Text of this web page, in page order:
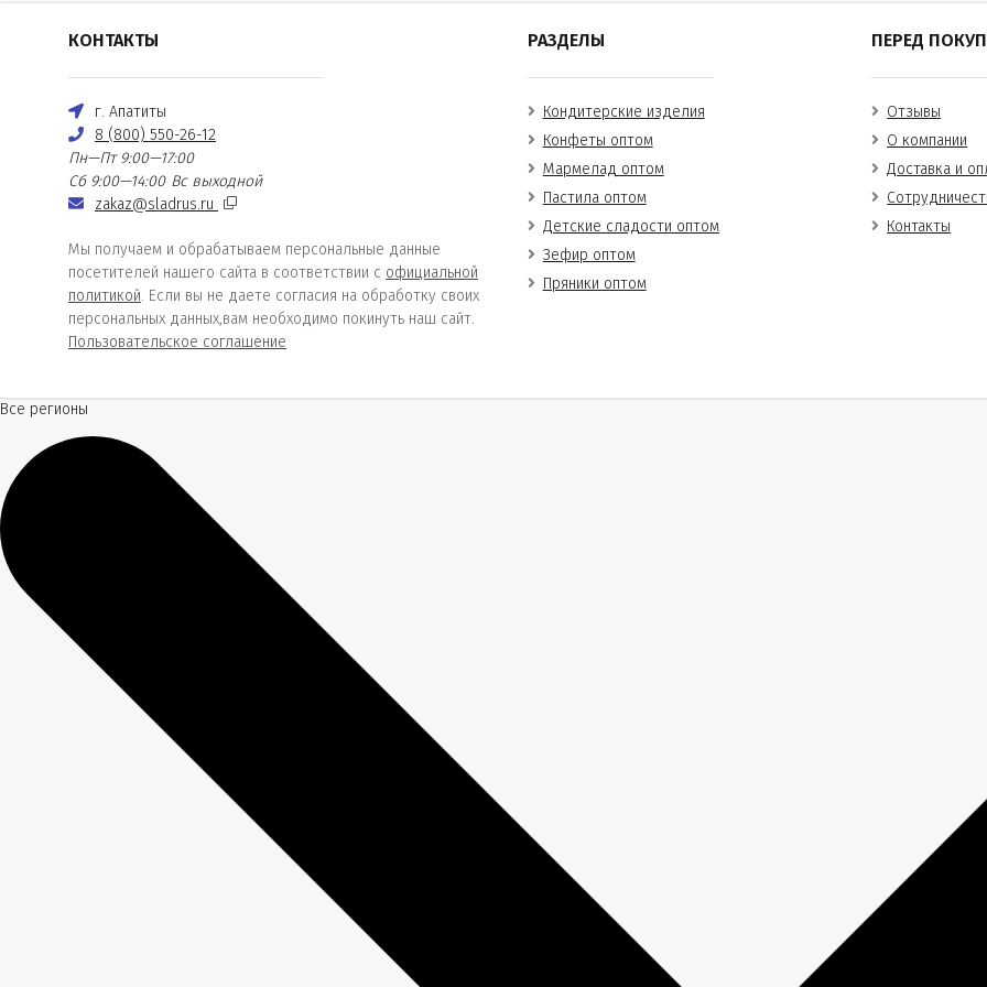
КОНТАКТЫ
г. Апатиты
8 (800) 550-26-12
Пн—Пт 9:00—17:00
Сб 9:00—14:00 Вс выходной
zakaz@sladrus.ru
Мы получаем и обрабатываем персональные данные
посетителей нашего сайта в соответствии с официальной
политикой. Если вы не даете согласия на обработку своих
персональных данных,вам необходимо покинуть наш сайт.
Пользовательское соглашение
РАЗДЕЛЫ
Кондитерские изделия
Конфеты оптом
Мармелад оптом
Пастила оптом
Детские сладости оптом
Зефир оптом
Пряники оптом
ПЕРЕД
Отзывы
О компании
Доставка и
Контакты
Все регионы